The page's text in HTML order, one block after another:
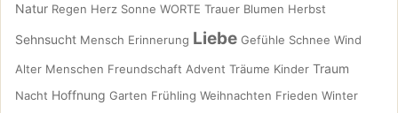
Natur Regen Herz Sonne WORTE Trauer Blumen Herbst
Sehnsucht Mensch Erinnerung Liebe Gefühle Schnee Wind
Alter Menschen Freundschaft Advent Träume Kinder Traum
Nacht Hoffnung Garten Frühling Weihnachten Frieden Winter